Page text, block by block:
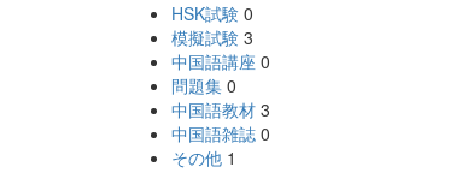
HSK試験 0
模擬試験 3
中国語講座 0
問題集 0
中国語教材 3
中国語雑誌 0
その他 1